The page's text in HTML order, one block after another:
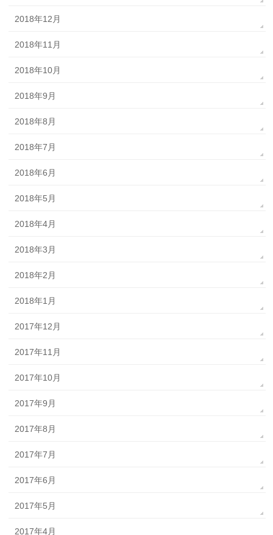
2018年12月
2018年11月
2018年10月
2018年9月
2018年8月
2018年7月
2018年6月
2018年5月
2018年4月
2018年3月
2018年2月
2018年1月
2017年12月
2017年11月
2017年10月
2017年9月
2017年8月
2017年7月
2017年6月
2017年5月
2017年4月